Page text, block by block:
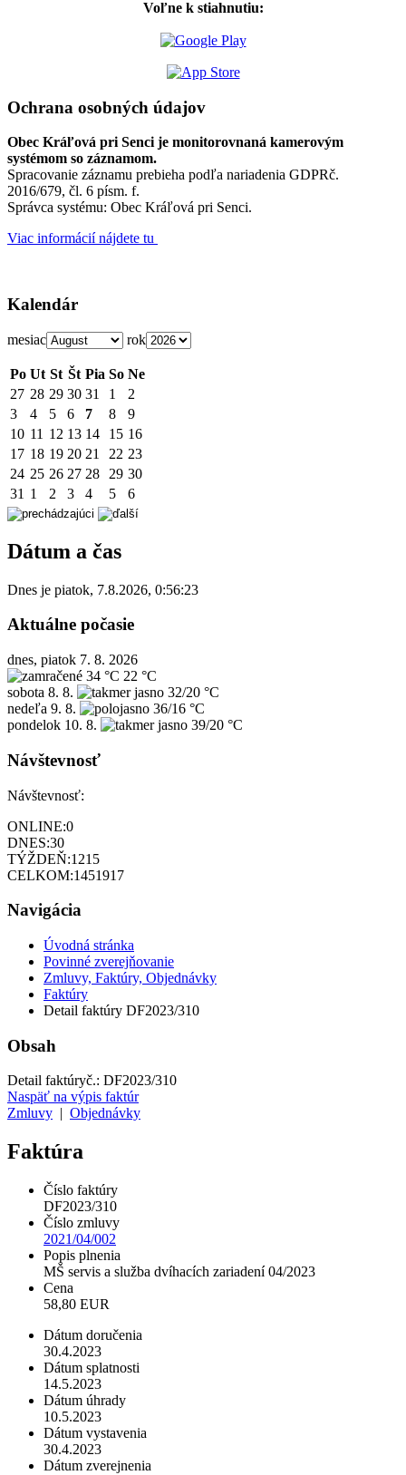
Voľne k stiahnutiu:
Ochrana osobných údajov
Obec Kráľová pri Senci je monitorovnaná kamerovým
systémom so záznamom.
Spracovanie záznamu prebieha podľa nariadenia GDPRč.
2016/679, čl. 6 písm. f.
Správca systému: Obec Kráľová pri Senci.
Viac informácií nájdete tu
Kalendár
mesiac rok
Po Ut St Št Pia So Ne
27 28 29 30 31 1
2
3
4 5 6 7 8
9
10 11 12 13 14 15 16
17 18 19 20 21 22 23
24 25 26 27 28 29 30
31 1 2 3 4 5 6
Dátum a čas
Dnes je piatok, 7.8.2026, 0:56:23
Aktuálne počasie
dnes, piatok 7. 8. 2026
34 °C 22 °C
sobota 8. 8.
32/20 °C
nedeľa 9. 8.
36/16 °C
pondelok 10. 8. 39/20 °C
Návštevnosť
Návštevnosť:
ONLINE:0
DNES:30
TÝŽDEŇ:1215
CELKOM:1451917
Navigácia
Úvodná stránka
Povinné zverejňovanie
Zmluvy, Faktúry, Objednávky
Faktúry
Detail faktúry DF2023/310
Obsah
Detail faktúryč.: DF2023/310
Naspäť na výpis faktúr
Zmluvy
Objednávky
Faktúra
Číslo faktúry
DF2023/310
Číslo zmluvy
2021/04/002
Popis plnenia
MŠ servis a služba dvíhacích zariadení 04/2023
Cena
58,80 EUR
Dátum doručenia
30.4.2023
Dátum splatnosti
14.5.2023
Dátum úhrady
10.5.2023
Dátum vystavenia
30.4.2023
Dátum zverejnenia